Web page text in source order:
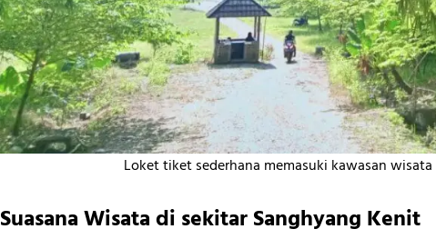
Loket tiket sederhana memasuki kawasan
Suasana Wisata di sekitar Sanghyang Kenit